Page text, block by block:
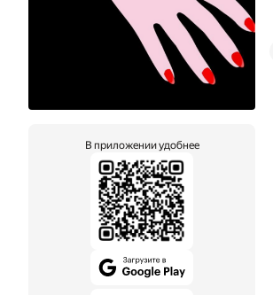
В приложении удобнее